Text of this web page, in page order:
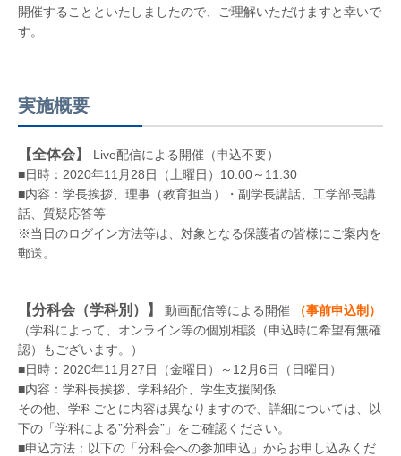
開催することといたしましたので、ご理解いただけますと幸いで
す。
実施概要
【全体会】
Live配信による開催（申込不要）
■日時：2020年11月28日（土曜日）10:00～11:30
■内容：学長挨拶、理事（教育担当）・副学長講話、工学部長講
話、質疑応答等
※当日のログイン方法等は、対象となる保護者の皆様にご案内を
郵送。
【分科会（学科別）】 動画配信等による開催
（事前申込制）
（学科によって、オンライン等の個別相談（申込時に希望有無確
認）もございます。）
■日時：2020年11月27日（金曜日）～12月6日（日曜日）
■内容：学科長挨拶、学科紹介、学生支援関係
その他、学科ごとに内容は異なりますので、詳細については、以
下の「学科による”分科会”」をご確認ください。
■申込方法：以下の「分科会への参加申込」からお申し込みくだ